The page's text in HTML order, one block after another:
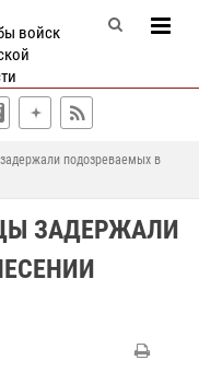
войск
подозреваемых в
ЗАДЕРЖАЛИ